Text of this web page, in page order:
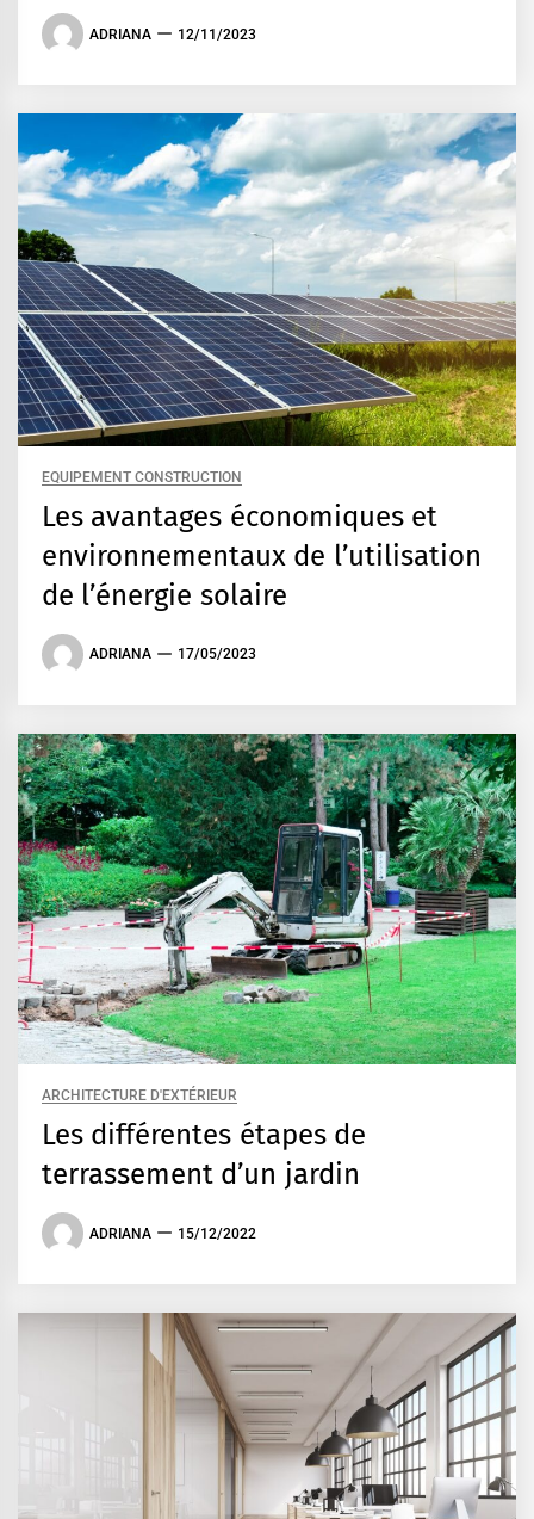
ADRIANA 12/11/2023
EQUIPEMENT CONSTRUCTION
Les avantages économiques et
environnementaux de l’utilisation
de l’énergie solaire
ADRIANA 17/05/2023
ARCHITECTURE D'EXTÉRIEUR
Les différentes étapes de
terrassement d’un jardin
ADRIANA 15/12/2022